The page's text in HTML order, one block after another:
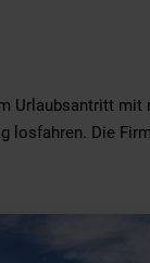
Urlaubsantritt
losfahren. Die